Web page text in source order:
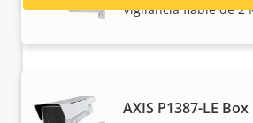
Vigilancia fiable de 2
AXIS P1387-LE